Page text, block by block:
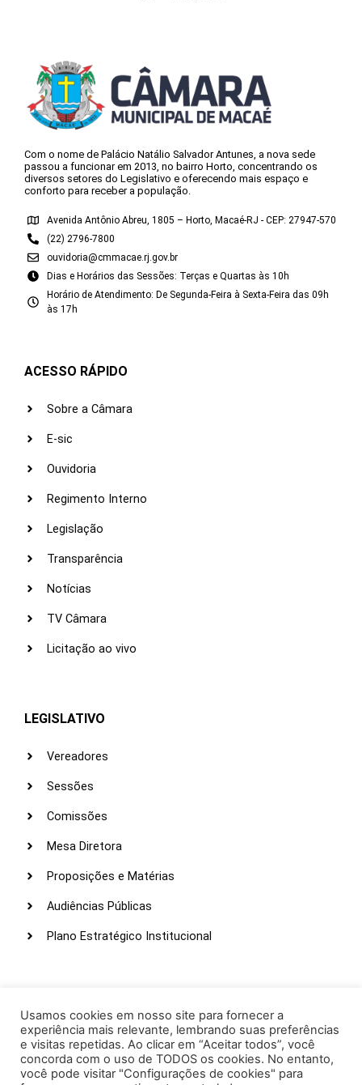
Com o nome de Palácio Natálio Salvador Antunes, a nova sede
passou a funcionar em 2013, no bairro Horto, concentrando os
diversos setores do Legislativo e oferecendo mais espaço e
conforto para receber a população.
Avenida Antônio Abreu, 1805 – Horto, Macaé-RJ - CEP: 27947-570
(22) 2796-7800
ouvidoria@cmmacae.rj.gov.br
Dias e Horários das Sessões: Terças e Quartas às 10h
Horário de Atendimento: De Segunda-Feira à Sexta-Feira das 09h
às 17h
ACESSO RÁPIDO
Sobre a Câmara
E-sic
Ouvidoria
Regimento Interno
Legislação
Transparência
Notícias
TV Câmara
Licitação ao vivo
LEGISLATIVO
Vereadores
Sessões
Comissões
Mesa Diretora
Proposições e Matérias
Audiências Públicas
Plano Estratégico Institucional
Webmail
Intranet
Administração
Usamos cookies em nosso site para fornecer a
experiência mais relevante, lembrando suas preferências
e visitas repetidas. Ao clicar em “Aceitar todos”, você
concorda com o uso de TODOS os cookies. No entanto,
você pode visitar "Configurações de cookies" para